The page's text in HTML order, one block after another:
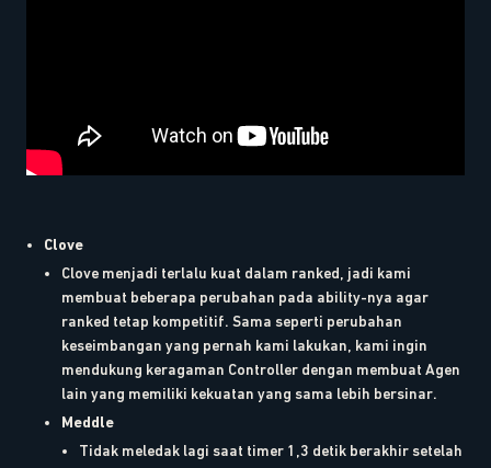
Clove
Clove menjadi terlalu kuat dalam ranked, jadi kami
membuat beberapa perubahan pada ability-nya agar
ranked tetap kompetitif. Sama seperti perubahan
keseimbangan yang pernah kami lakukan, kami ingin
mendukung keragaman Controller dengan membuat Agen
lain yang memiliki kekuatan yang sama lebih bersinar.
Meddle
Tidak meledak lagi saat timer 1,3 detik berakhir setelah